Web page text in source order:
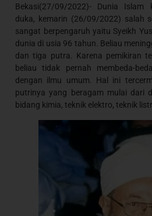
Bekasi(27/09/2022)- Dunia Islam
duka, kemarin (26/09/2022) salah
sangat berpengaruh yaitu Syeikh
dunia di usia 96 tahun. Beliau
dan tiga putra. Karena pemikiran
beliau tidak pernah membeda-
dengan ilmu umum. Hal ini
putrinya yang beragam mulai dari
bidang kimia, teknik elektro, teknik